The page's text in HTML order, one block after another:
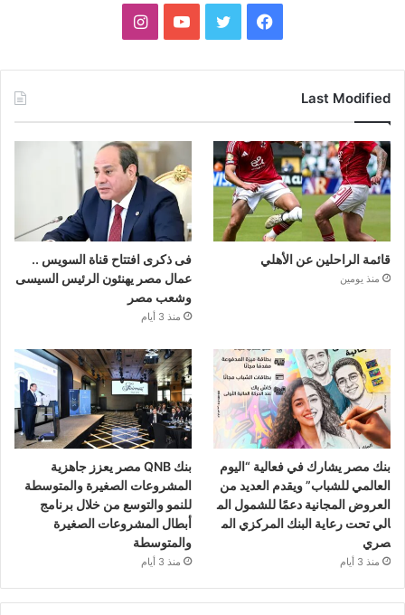
فيسبوك تويتر يوتيوبانستقرام
Last Modified
قائمة الراحلين عن الأهلي
منذ يومين
فى ذكرى افتتاح قناة السويس ..
عمال مصر يهنئون الرئيس السيسى
وشعب مصر
منذ 3 أيام
بنك مصر يشارك في فعالية “اليوم
العالمي للشباب” ويقدم العديد من
العروض المجانية دعمًا للشمول الم
الي تحت رعاية البنك المركزي الم
صري
منذ 3 أيام
بنك QNB مصر يعزز جاهزية
المشروعات الصغيرة والمتوسطة
للنمو والتوسع من خلال برنامج
أبطال المشروعات الصغيرة
والمتوسطة
منذ 3 أيام